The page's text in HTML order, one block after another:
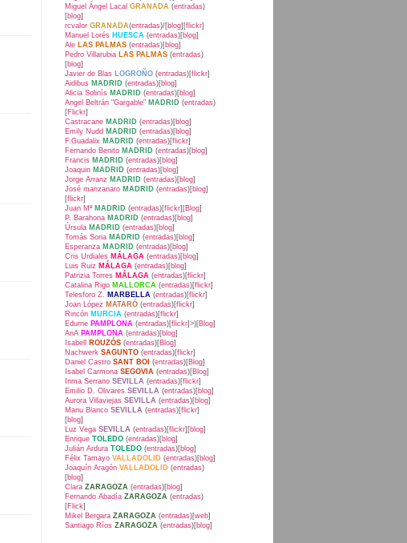
Miguel Ángel Lacal GRANADA (entradas)
[blog]
rcvalor GRANADA(entradas)/[blog][flickr]
Manuel Lorés HUESCA (entradas)[blog]
Ale LAS PALMAS (entradas)[blog]
Pedro Villarubia LAS PALMAS (entradas)
[blog]
Javier de Blas LOGROÑO (entradas)[flickr]
Aidibus MADRID (entradas)[blog]
Alicia Solinís MADRID (entradas)[blog]
Angel Beltrán "Gargable" MADRID (entradas)
[Flickr]
Castracane MADRID (entradas)[blog]
Emily Nudd MADRID (entradas)[blog]
F.Guadalix MADRID (entradas)[flickr]
Fernando Benito MADRID (entradas)[blog]
Francis MADRID (entradas)[blog]
Joaquin MADRID (entradas)[blog]
Jorge Arranz MADRID (entradas)[blog]
José manzanaro MADRID (entradas)[blog]
[flickr]
Juan Mª MADRID (entradas)[flickr][Blog]
P. Barahona MADRID (entradas)[blog]
Úrsula MADRID (entradas)[blog]
Tomás Soria MADRID (entradas)[blog]
Esperanza MADRID (entradas)[blog]
Cris Urdiales MÁLAGA (entradas)[blog]
Luis Ruiz MÁLAGA (entradas)[blog]
Patrizia Torres MÁLAGA (entradas)[flickr]
Catalina Rigo MALLORCA (entradas)[flickr]
Telesforo Z. MARBELLA (entradas)[flickr]
Joan López MATARÓ (entradas)[flickr]
Rincón MURCIA (entradas)[flickr]
Edurne PAMPLONA (entradas)[flickr]>)[Blog]
AnA PAMPLONA (entradas)[blog]
Isabell
ROUZÓS (entradas)[Blog]
Nachwerk SAGUNTO (entradas)[flickr]
Daniel Castro SANT BOI (entradas)[Blog]
Isabel Carmona SEGOVIA (entradas)[Blog]
Inma Serrano SEVILLA (entradas)[flickr]
Emilio D. Olivares SEVILLA (entradas)[blog]
Aurora Villaviejas SEVILLA (entradas)[blog]
Manu Blanco SEVILLA (entradas)[flickr]
[blog]
Luz Vega SEVILLA (entradas)[flickr][blog]
Enrique TOLEDO (entradas)[blog]
Julián Ardura TOLEDO (entradas)[blog]
Félix Tamayo VALLADOLID (entradas)[blog]
Joaquín Aragón VALLADOLID (entradas)
[blog]
Clara ZARAGOZA (entradas)[blog]
Fernando Abadía ZARAGOZA (entradas)
[Flick]
Mikel Bergara ZARAGOZA (entradas)[web]
Santiago Ríos ZARAGOZA (entradas)[blog]